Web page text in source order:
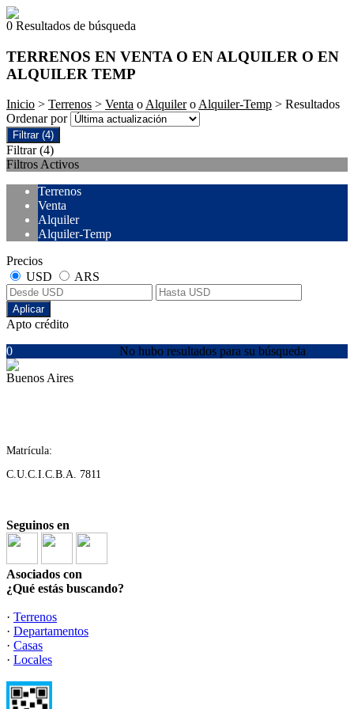
0 Resultados de búsqueda
TERRENOS EN VENTA O EN ALQUILER O EN
ALQUILER TEMP
Inicio > Terrenos > Venta oAlquileroAlquiler-Temp > Resultados
Ordenar por
Filtrar (4)
Filtrar (4)
Filtros Activos
Terrenos
Venta
Alquiler
Alquiler-Temp
Precios
USD
ARS
Aplicar
Apto crédito
No hubo resultados para su búsqueda
0
Buenos Aires
Matrícula:
C.U.C.I.C.B.A. 7811
Seguinos en
Asociados con
¿Qué estás buscando?
· Terrenos
· Departamentos
· Casas
· Locales